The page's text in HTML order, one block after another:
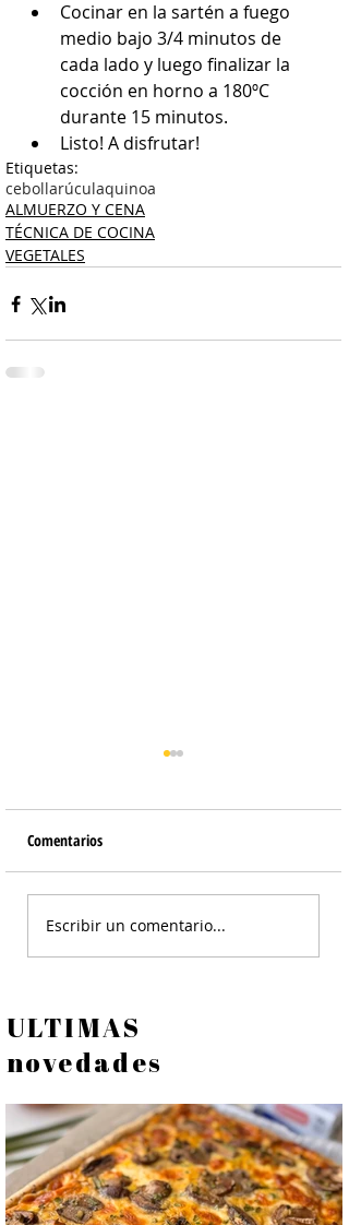
Cocinar en la sartén a fuego
medio bajo 3/4 minutos de
cada lado y luego finalizar la
cocción en horno a 180ºC
durante 15 minutos.
Listo! A disfrutar!
Etiquetas:
cebollarúculaquinoa
ALMUERZO Y CENA
TÉCNICA DE COCINA
VEGETALES
Hamburguesas de Acelga -
Comentarios
Escribir un comentario...
ULTIMAS
novedades